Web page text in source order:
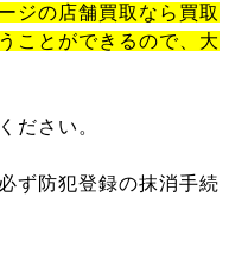
ジの店舗買取なら買取
ことができるので、大
ださい。
ず防犯登録の抹消手続